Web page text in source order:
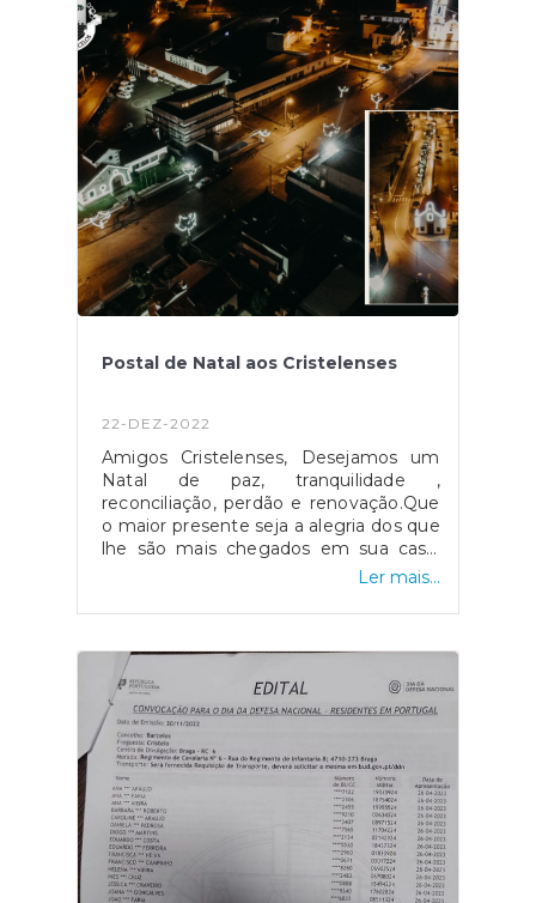
Postal de Natal aos Cristelenses
22-DEZ-2022
Amigos Cristelenses, Desejamos um
Natal de paz, tranquilidade ,
reconciliação, perdão e renovação.Que
o maior presente seja a alegria dos que
lhe são mais chegados em sua casa,
roubado nos dias de maior tristeza.Que
sejam pronúncio de paz, alegrias e
certezas de grandes vitórias. Um feliz
Natal e um 2023 cheio de prosperidade
de saúde!
Ler mais...